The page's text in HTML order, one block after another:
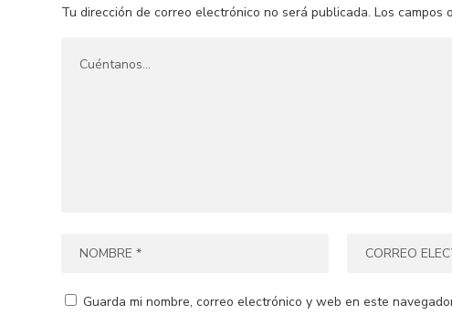
Tu dirección de correo electrónico no será publicada. Los campos
Guarda mi nombre, correo electrónico y web en este